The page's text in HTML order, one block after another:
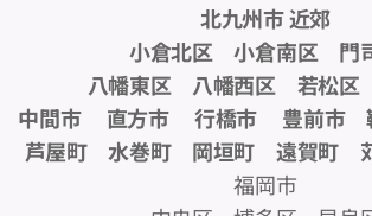
北九州市 近郊
小倉北区 小倉南区 門
八幡東区 八幡西区 若松区
中間市 直方市 行橋市 豊前市
芦屋町 水巻町 岡垣町 遠賀町
福岡市